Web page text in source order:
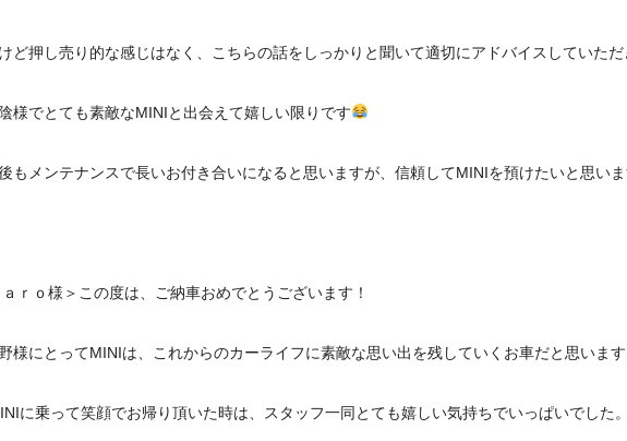
ど押し売り的な感じはなく、こちらの話をしっかりと聞いて適切にアドバイスしていただ
様でとても素敵なMINIと出会えて嬉しい限りです
もメンテナンスで長いお付き合いになると思いますが、信頼してMINIを預けたいと思い
ａｒｏ様＞この度は、ご納車おめでとうございます！
様にとってMINIは、これからのカーライフに素敵な思い出を残していくお車だと思います
に乗って笑顔でお帰り頂いた時は、スタッフ一同とても嬉しい気持ちでいっぱいでした。